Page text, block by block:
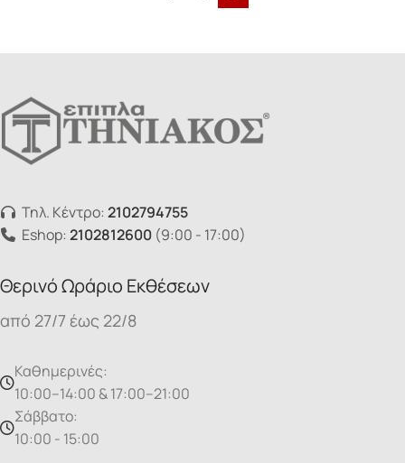
Τηλ. Κέντρο: 2102794755
Eshop: 2102812600 (9:00 - 17:00)
Θερινό Ωράριο Εκθέσεων
από 27/7 έως 22/8
Καθημερινές:
10:00–14:00 & 17:00–21:00
Σάββατο:
10:00 - 15:00